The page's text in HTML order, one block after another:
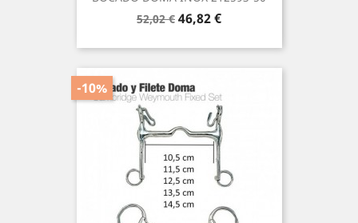
Precio
52,02 € Precio
46,82 €
-10%